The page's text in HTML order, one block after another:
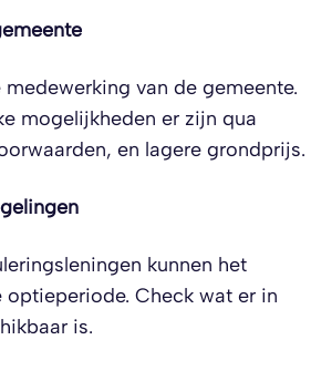
van de gemeente.
mogelijkheden er zijn qua
en lagere grondprijs.
kunnen het
optieperiode. Check wat er in
is.